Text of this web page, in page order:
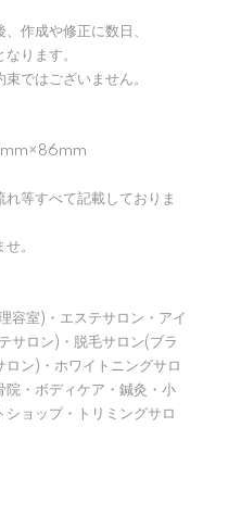
作成や修正に数日、
ります。
ではございません。
等すべて記載しておりま
。
容室)・エステサロン・アイ
サロン)・脱毛サロン(ブラ
ン)・ホワイトニングサロ
院・ボディケア・鍼灸・小
ョップ・トリミングサロ